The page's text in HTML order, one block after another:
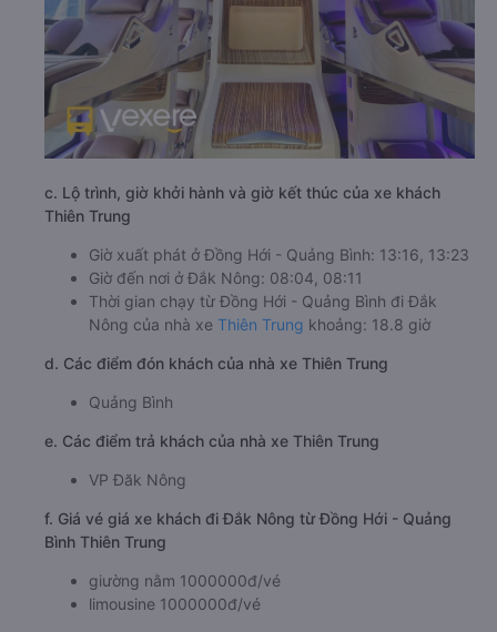
c. Lộ trình, giờ khởi hành và giờ kết thúc của xe khách
Thiên Trung
Giờ xuất phát ở Đồng Hới - Quảng Bình: 13:16, 13:23
Giờ đến nơi ở Đắk Nông: 08:04, 08:11
Thời gian chạy từ Đồng Hới - Quảng Bình đi Đắk
Nông của nhà xe Thiên Trung khoảng: 18.8 giờ
d. Các điểm đón khách của nhà xe Thiên Trung
Quảng Bình
e. Các điểm trả khách của nhà xe Thiên Trung
VP Đăk Nông
f. Giá vé giá xe khách đi Đắk Nông từ Đồng Hới - Quảng
Bình Thiên Trung
giường nằm 1000000đ/vé
limousine 1000000đ/vé